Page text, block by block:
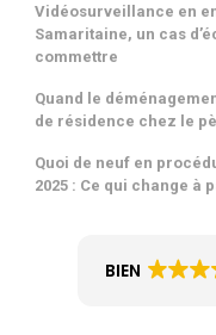
Vidéosurveillance en
Samaritaine, un cas
commettre
Quand le
de résidence chez le
Quoi de neuf en
2025 : Ce qui change à
BIEN